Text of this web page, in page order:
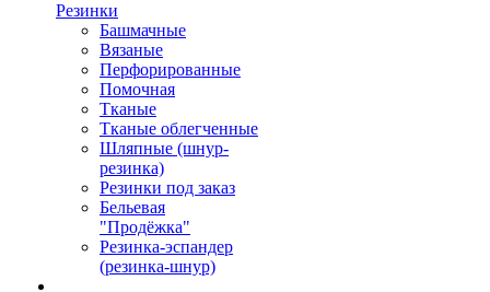
Резинки
Башмачные
Вязаные
Перфорированные
Помочная
Тканые
Тканые облегченные
Шляпные (шнур-
резинка)
Резинки под заказ
Бельевая
"Продёжка"
Резинка-эспандер
(резинка-шнур)